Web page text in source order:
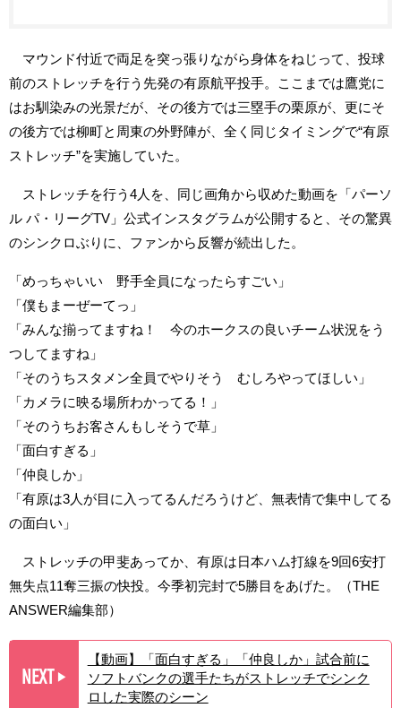
マウンド付近で両足を突っ張りながら身体をねじって、投球
前のストレッチを行う先発の有原航平投手。ここまでは鷹党に
はお馴染みの光景だが、その後方では三塁手の栗原が、更にそ
の後方では柳町と周東の外野陣が、全く同じタイミングで“有原
ストレッチ”を実施していた。
ストレッチを行う4人を、同じ画角から収めた動画を「パーソ
ル パ・リーグTV」公式インスタグラムが公開すると、その驚異
のシンクロぶりに、ファンから反響が続出した。
「めっちゃいい 野手全員になったらすごい」
「僕もまーぜーてっ」
「みんな揃ってますね！ 今のホークスの良いチーム状況をう
つしてますね」
「そのうちスタメン全員でやりそう むしろやってほしい」
「カメラに映る場所わかってる！」
「そのうちお客さんもしそうで草」
「面白すぎる」
「仲良しか」
「有原は3人が目に入ってるんだろうけど、無表情で集中してる
の面白い」
ストレッチの甲斐あってか、有原は日本ハム打線を9回6安打
無失点11奪三振の快投。今季初完封で5勝目をあげた。（THE
ANSWER編集部）
NEXT ▶︎
【動画】「面白すぎる」「仲良しか」試合前に
ソフトバンクの選手たちがストレッチでシンク
ロした実際のシーン